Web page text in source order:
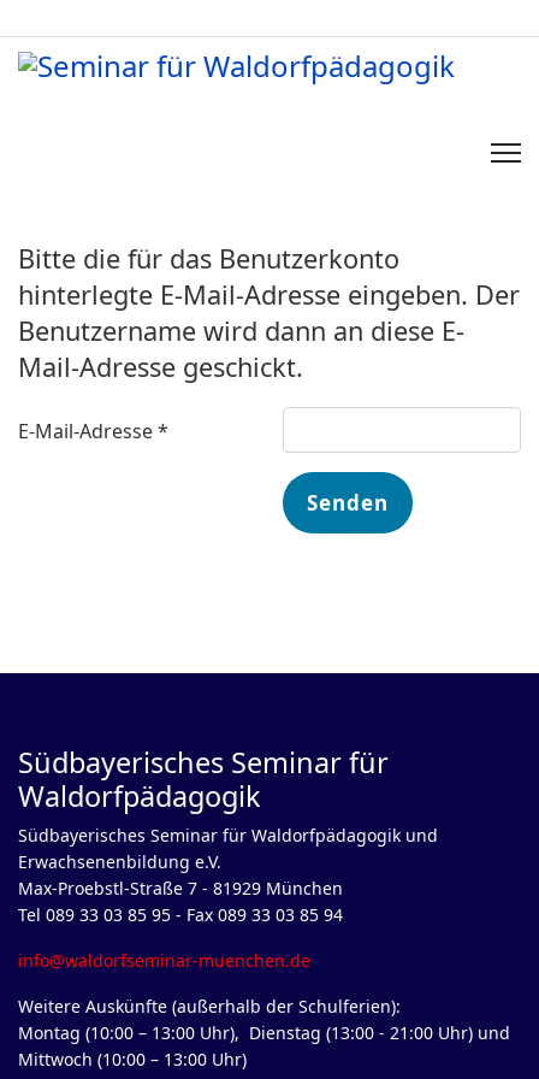
Bitte die für das Benutzerkonto
hinterlegte E-Mail-Adresse eingeben. Der
Benutzername wird dann an diese E-
Mail-Adresse geschickt.
E-Mail-Adresse*
Senden
Südbayerisches Seminar für
Waldorfpädagogik
Südbayerisches Seminar für Waldorfpädagogik und
Erwachsenenbildung e.V.
Max-Proebstl-Straße 7 - 81929 München
Tel 089 33 03 85 95 - Fax 089 33 03 85 94
info@waldorfseminar-muenchen.de
Weitere Auskünfte (außerhalb der Schulferien):
Montag (10:00 – 13:00 Uhr), Dienstag (13:00 - 21:00 Uhr) und
Mittwoch (10:00 – 13:00 Uhr)